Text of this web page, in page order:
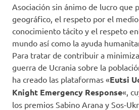
Asociación sin ánimo de lucro que
geográfico, el respeto por el
conocimiento tácito y el respeto
mundo así como la ayuda
Para tratar de contribuir a
guerra de Ucrania sobre la
ha creado las plataformas «Eutsi
Knight Emergency Response«,
los premios Sabino Arana y Sos-